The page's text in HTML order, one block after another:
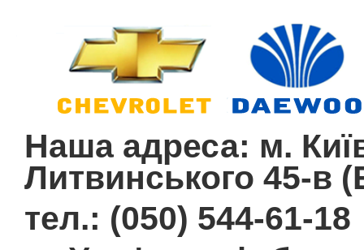
Наша адреса: м.
Литвинського 45-в
тел.: (050) 544-61-18